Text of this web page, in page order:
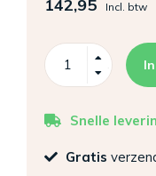
142,95 Incl. btw
Snelle
Gratis